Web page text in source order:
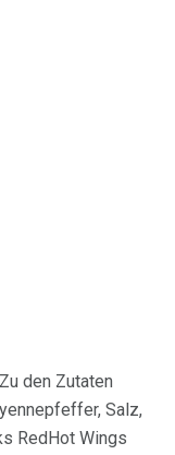
den Zutaten
Salz,
RedHot Wings